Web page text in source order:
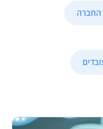
החברה